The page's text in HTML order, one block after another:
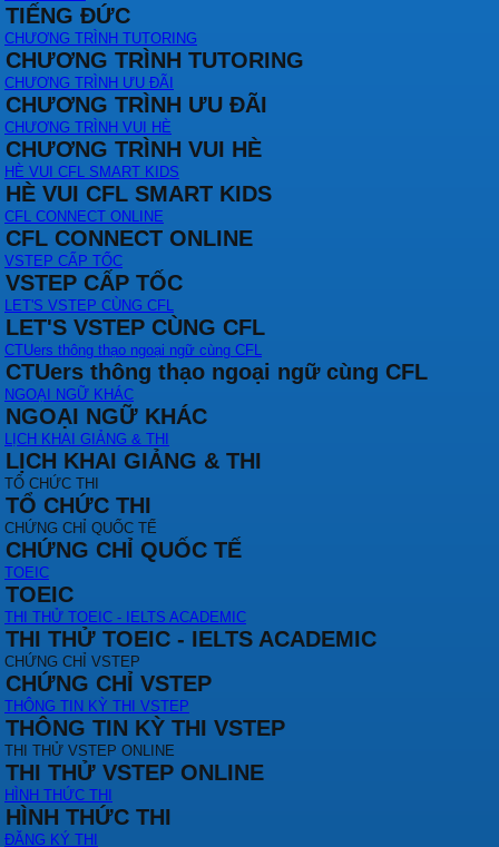
TIẾNG ĐỨC
CHƯƠNG TRÌNH TUTORING
CHƯƠNG TRÌNH TUTORING
CHƯƠNG TRÌNH ƯU ĐÃI
CHƯƠNG TRÌNH ƯU ĐÃI
CHƯƠNG TRÌNH VUI HÈ
CHƯƠNG TRÌNH VUI HÈ
HÈ VUI CFL SMART KIDS
HÈ VUI CFL SMART KIDS
CFL CONNECT ONLINE
CFL CONNECT ONLINE
VSTEP CẤP TỐC
VSTEP CẤP TỐC
LET'S VSTEP CÙNG CFL
LET'S VSTEP CÙNG CFL
CTUers thông thạo ngoại ngữ cùng CFL
CTUers thông thạo ngoại ngữ cùng CFL
NGOẠI NGỮ KHÁC
NGOẠI NGỮ KHÁC
LỊCH KHAI GIẢNG & THI
LỊCH KHAI GIẢNG & THI
TỔ CHỨC THI
TỔ CHỨC THI
CHỨNG CHỈ QUỐC TẾ
CHỨNG CHỈ QUỐC TẾ
TOEIC
TOEIC
THI THỬ TOEIC - IELTS ACADEMIC
THI THỬ TOEIC - IELTS ACADEMIC
CHỨNG CHỈ VSTEP
CHỨNG CHỈ VSTEP
THÔNG TIN KỲ THI VSTEP
THÔNG TIN KỲ THI VSTEP
THI THỬ VSTEP ONLINE
THI THỬ VSTEP ONLINE
HÌNH THỨC THI
HÌNH THỨC THI
ĐĂNG KÝ THI